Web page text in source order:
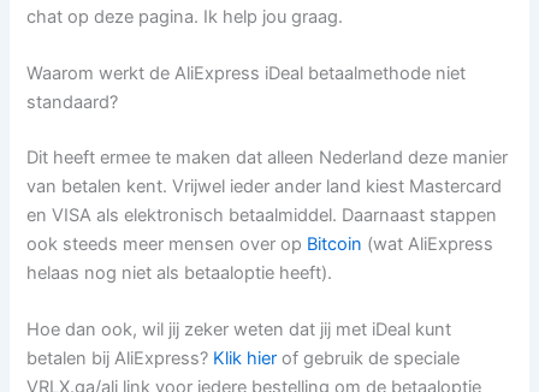
chat op deze pagina. Ik help jou graag.
Waarom werkt de AliExpress iDeal betaalmethode niet
standaard?
Dit heeft ermee te maken dat alleen Nederland deze manier
van betalen kent. Vrijwel ieder ander land kiest Mastercard
en VISA als elektronisch betaalmiddel. Daarnaast stappen
ook steeds meer mensen over op Bitcoin (wat AliExpress
helaas nog niet als betaaloptie heeft).
Hoe dan ook, wil jij zeker weten dat jij met iDeal kunt
betalen bij AliExpress? Klik hier of gebruik de speciale
VRLX.ga/ali link voor iedere bestelling om de betaaloptie